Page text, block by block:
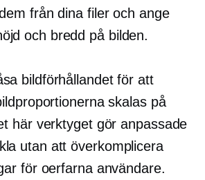
från dina filer och ange
och bredd på bilden.
bildförhållandet för att
skalas på
här verktyget gör anpassade
utan att överkomplicera
för oerfarna användare.